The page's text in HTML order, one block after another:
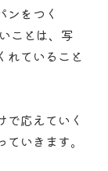
をつく
ことは、写
れていること
応えていく
いきます。